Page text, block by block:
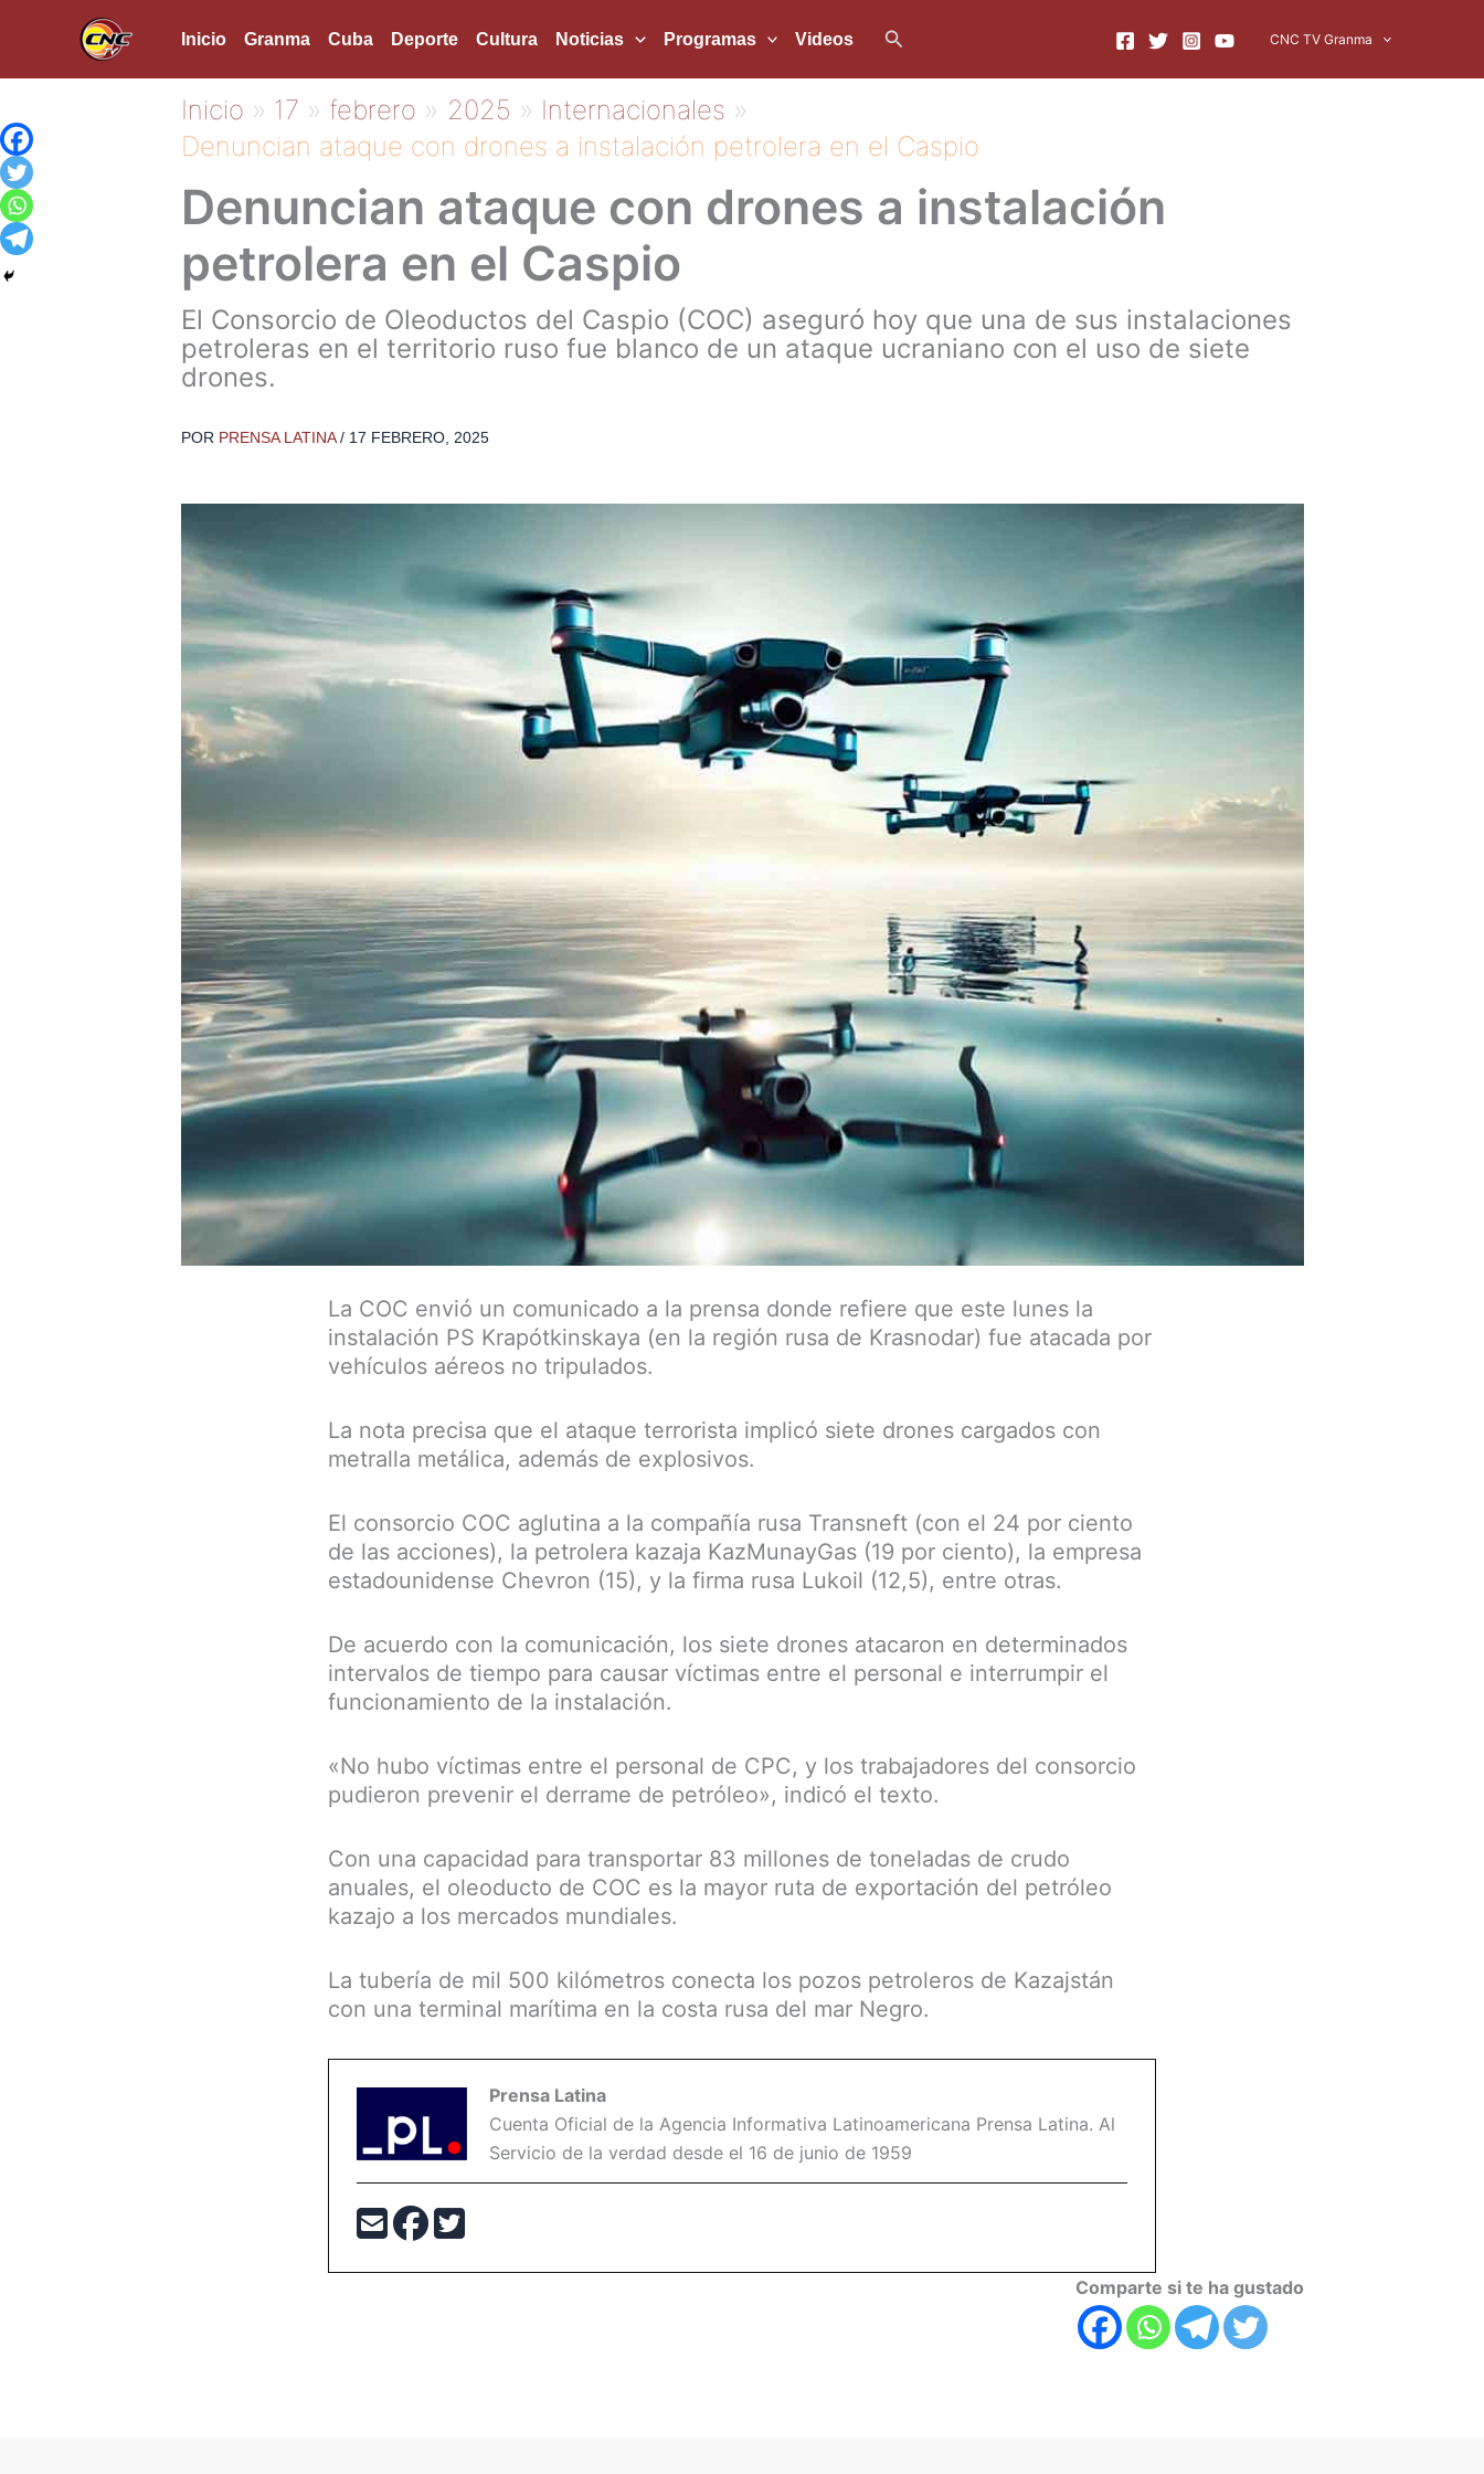
Inicio Granma Cuba Deporte Cultura Noticias Programas Videos Buscar CNC TV Granma
Inicio 17 febrero 2025
Internacionales
Denuncian ataque con drones a instalación petrolera en el Caspio
Denuncian ataque con drones a instalación
petrolera en el Caspio
El Consorcio de Oleoductos del Caspio (COC) aseguró hoy que una de sus instalaciones
petroleras en el territorio ruso fue blanco de un ataque ucraniano con el uso de siete
drones.
POR PRENSA LATINA/ 17 FEBRERO, 2025
La COC envió un comunicado a la prensa donde refiere que este lunes la
instalación PS Krapótkinskaya (en la región rusa de Krasnodar) fue atacada por
vehículos aéreos no tripulados.
La nota precisa que el ataque terrorista implicó siete drones cargados con
metralla metálica, además de explosivos.
El consorcio COC aglutina a la compañía rusa Transneft (con el 24 por ciento
de las acciones), la petrolera kazaja KazMunayGas (19 por ciento), la empresa
estadounidense Chevron (15), y la firma rusa Lukoil (12,5), entre otras.
De acuerdo con la comunicación, los siete drones atacaron en determinados
intervalos de tiempo para causar víctimas entre el personal e interrumpir el
funcionamiento de la instalación.
«No hubo víctimas entre el personal de CPC, y los trabajadores del consorcio
pudieron prevenir el derrame de petróleo», indicó el texto.
Con una capacidad para transportar 83 millones de toneladas de crudo
anuales, el oleoducto de COC es la mayor ruta de exportación del petróleo
kazajo a los mercados mundiales.
La tubería de mil 500 kilómetros conecta los pozos petroleros de Kazajstán
con una terminal marítima en la costa rusa del mar Negro.
Prensa Latina
Cuenta Oficial de la Agencia Informativa Latinoamericana Prensa Latina. Al
Servicio de la verdad desde el 16 de junio de 1959
Comparte si te ha gustado